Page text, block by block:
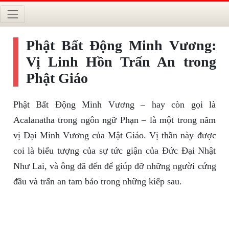
Phật Bất Động Minh Vương:
Vị Linh Hồn Trấn An trong
Phật Giáo
Phật Bất Động Minh Vương – hay còn gọi là
Acalanatha trong ngôn ngữ Phạn – là một trong năm
vị Đại Minh Vương của Mật Giáo. Vị thần này được
coi là biểu tượng của sự tức giận của Đức Đại Nhật
Như Lai, và ông đã đến để giúp đỡ những người cứng
đầu và trấn an tam bảo trong những kiếp sau.